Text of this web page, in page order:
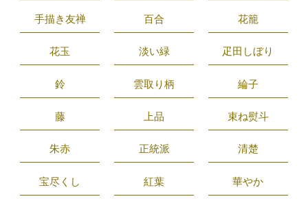
手描き友禅 百合 花籠
花玉 淡い緑 疋田しぼり
鈴 雲取り柄 綸子
藤 上品 束ね熨斗
朱赤 正統派 清楚
宝尽くし 紅葉 華やか